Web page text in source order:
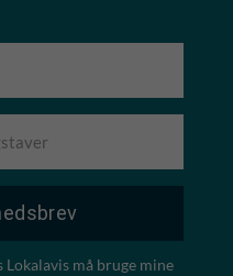
Lokalavis må bruge mine